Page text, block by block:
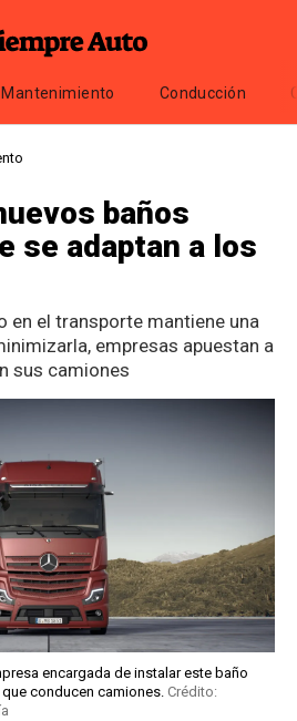
Mantenimiento Conducción
baños
se adaptan a los
en el transporte mantiene una
empresas apuestan a
sus camiones
encargada de instalar este baño
conducen camiones. Crédito: